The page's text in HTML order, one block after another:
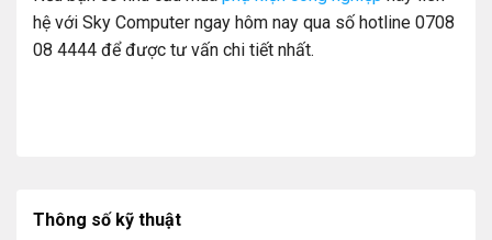
hệ với Sky Computer ngay hôm nay qua số hotline 0708
08 4444 để được tư vấn chi tiết nhất.
Thông số kỹ thuật